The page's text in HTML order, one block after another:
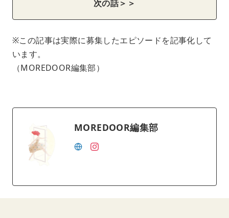
次の話＞＞
※この記事は実際に募集したエピソードを記事化して
います。
（MOREDOOR編集部）
MOREDOOR編集部